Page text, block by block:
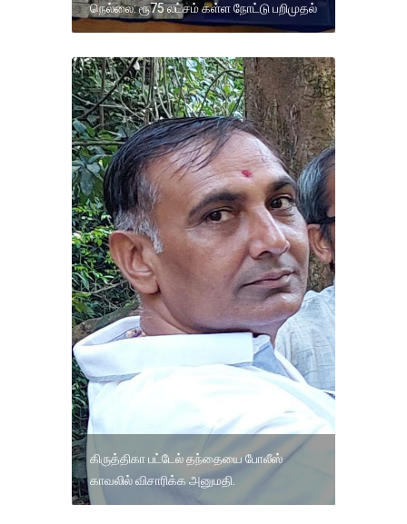
நெல்லை: ரூ75 லட்சம் கள்ள நோட்டு பறிமுதல்
கிருத்திகா பட்டேல் தந்தையை போலீஸ்
காவலில் விசாரிக்க அனுமதி.